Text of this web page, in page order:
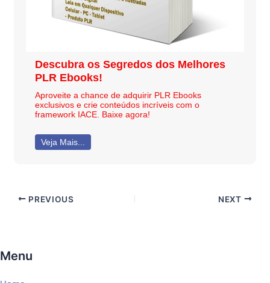
Descubra os Segredos dos Melhores
PLR Ebooks!
Aproveite a chance de adquirir PLR Ebooks
exclusivos e crie conteúdos incríveis com o
framework IACE. Baixe agora!
Veja Mais...
PREVIOUS NEXT
Menu